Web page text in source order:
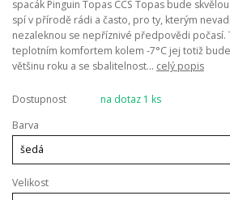
spacák Pinguin Topas CCS Topas bude
spí v přírodě rádi a často, pro ty, kterým
nezaleknou se nepříznivé předpovědi počasí.
teplotním komfortem kolem -7°C jej totiž
většinu roku a se sbalitelnost... celý popis
Dostupnost
na dotaz 1 ks
Barva
Velikost